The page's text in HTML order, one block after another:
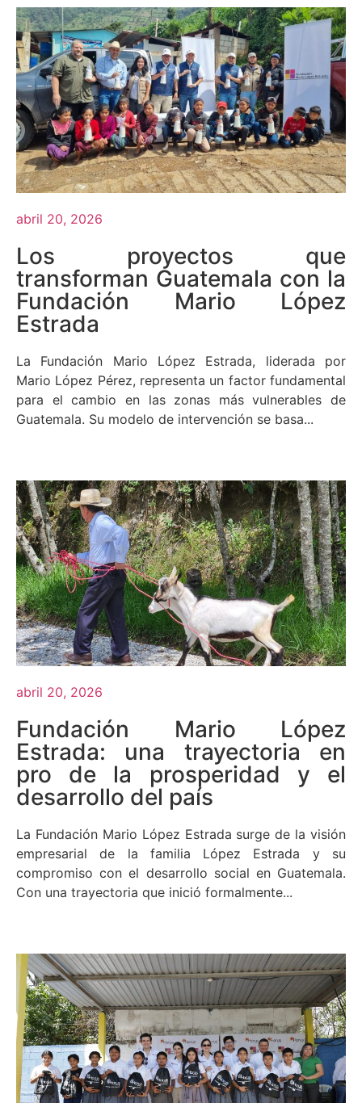
abril 20, 2026
Los proyectos que
transforman Guatemala con la
Fundación Mario López
Estrada
La Fundación Mario López Estrada, liderada por
Mario López Pérez, representa un factor fundamental
para el cambio en las zonas más vulnerables de
Guatemala. Su modelo de intervención se basa...
abril 20, 2026
Fundación Mario López
Estrada: una trayectoria en
pro de la prosperidad y el
desarrollo del país
La Fundación Mario López Estrada surge de la visión
empresarial de la familia López Estrada y su
compromiso con el desarrollo social en Guatemala.
Con una trayectoria que inició formalmente...